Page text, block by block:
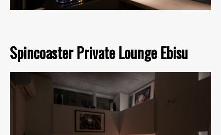
Spincoaster Private Lounge Ebisu